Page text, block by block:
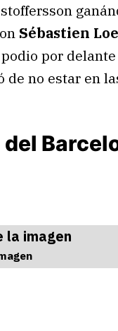
Sébastien
por
de no estar en